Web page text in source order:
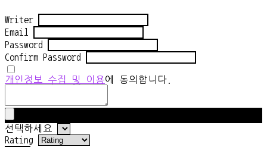
Writer
Email
Password
Confirm Password
개인정보 수집 및 이용에 동의합니다.
선택하세요
Rating